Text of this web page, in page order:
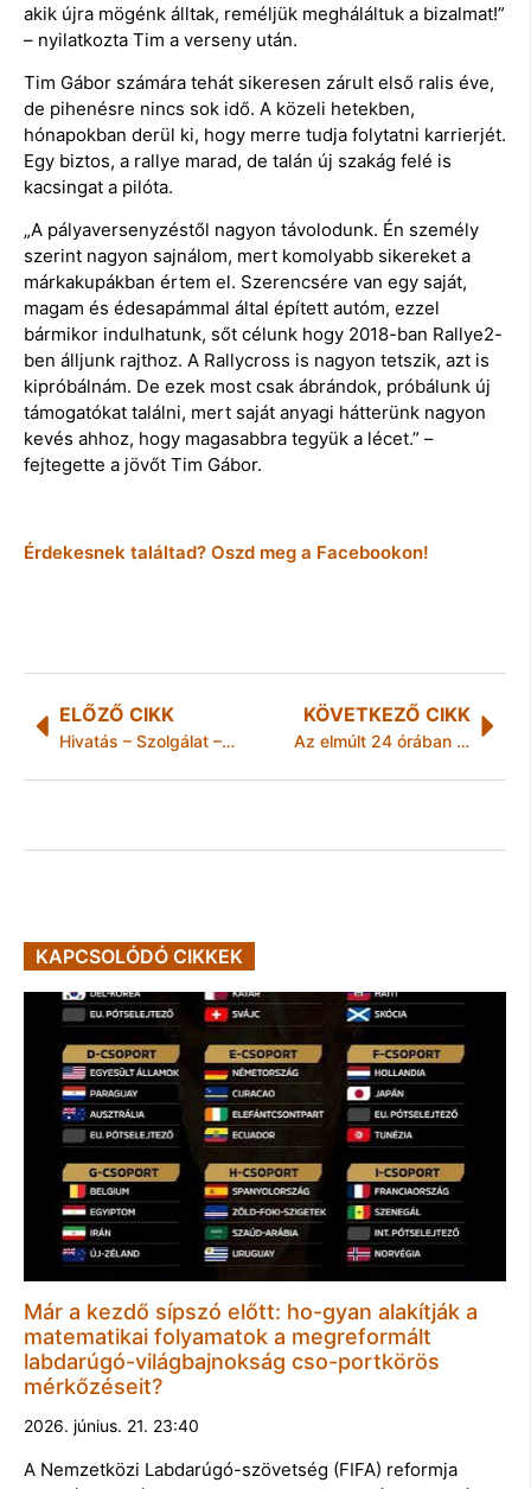
akik újra mögénk álltak, reméljük megháláltuk a bizalmat!”
– nyilatkozta Tim a verseny után.
Tim Gábor számára tehát sikeresen zárult első ralis éve,
de pihenésre nincs sok idő. A közeli hetekben,
hónapokban derül ki, hogy merre tudja folytatni karrierjét.
Egy biztos, a rallye marad, de talán új szakág felé is
kacsingat a pilóta.
„A pályaversenyzéstől nagyon távolodunk. Én személy
szerint nagyon sajnálom, mert komolyabb sikereket a
márkakupákban értem el. Szerencsére van egy saját,
magam és édesapámmal által épített autóm, ezzel
bármikor indulhatunk, sőt célunk hogy 2018-ban Rallye2-
ben álljunk rajthoz. A Rallycross is nagyon tetszik, azt is
kipróbálnám. De ezek most csak ábrándok, próbálunk új
támogatókat találni, mert saját anyagi hátterünk nagyon
kevés ahhoz, hogy magasabbra tegyük a lécet.” –
fejtegette a jövőt Tim Gábor.
Érdekesnek találtad? Oszd meg a Facebookon!
ELŐZŐ CIKK
Hivatás – Szolgálat – Karrier
KÖVETKEZŐ CIKK
Az elmúlt 24 órában történt
KAPCSOLÓDÓ CIKKEK
Már a kezdő sípszó előtt: ho-gyan alakítják a
matematikai folyamatok a megreformált
labdarúgó-világbajnokság cso-portkörös
mérkőzéseit?
2026. június. 21. 23:40
A Nemzetközi Labdarúgó-szövetség (FIFA) reformja